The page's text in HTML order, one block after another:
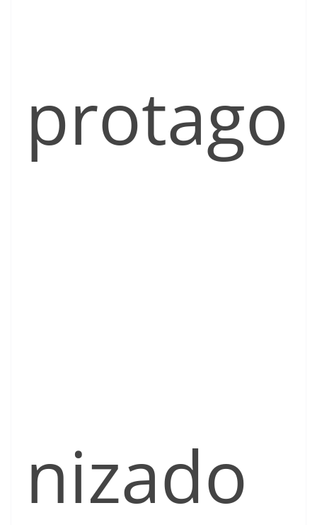
protago
nizado